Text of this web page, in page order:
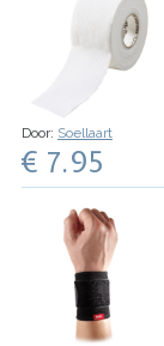
Door: Soellaart
€ 7.95